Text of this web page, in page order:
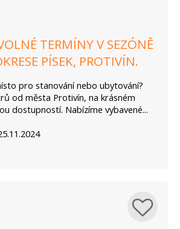
TERMÍNY V SEZÓNĚ
PÍSEK, PROTIVÍN.
pro stanování nebo ubytování?
od města Protivín, na krásném
dostupností. Nabízíme vybavené...